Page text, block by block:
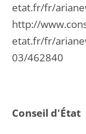
Conseil d'État
etat.fr/fr/
http://
etat.fr/fr/
03/462840